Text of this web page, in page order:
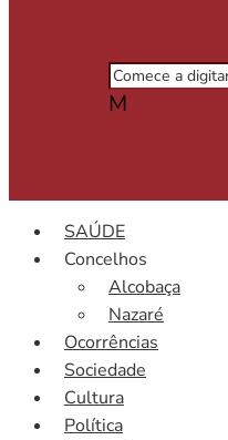
M
SAÚDE
Concelhos
Alcobaça
Nazaré
Ocorrências
Sociedade
Cultura
Política